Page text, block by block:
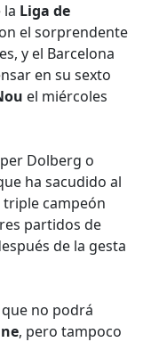
la Liga de
el sorprendente
y el Barcelona
en su sexto
el miércoles
Dolberg o
ha sacudido al
campeón
partidos de
de la gesta
que no podrá
, pero tampoco